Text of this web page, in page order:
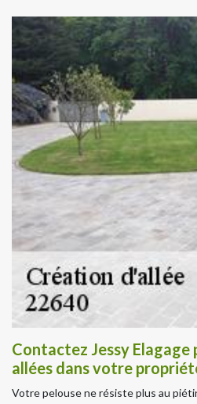
Contactez Jessy
allées dans votre
Votre pelouse ne résiste plus au